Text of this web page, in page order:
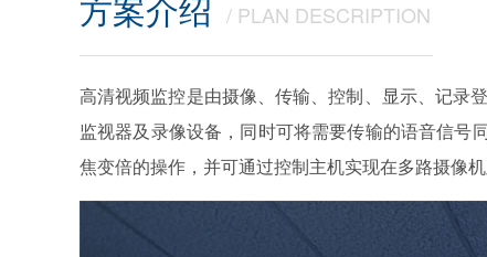
/ PLAN DESCRIPTION
高清视频监控是由摄像、传输、控制、显示、记录
监视器及录像设备，同时可将需要传输的语音信号
焦变倍的操作，并可通过控制主机实现在多路摄像